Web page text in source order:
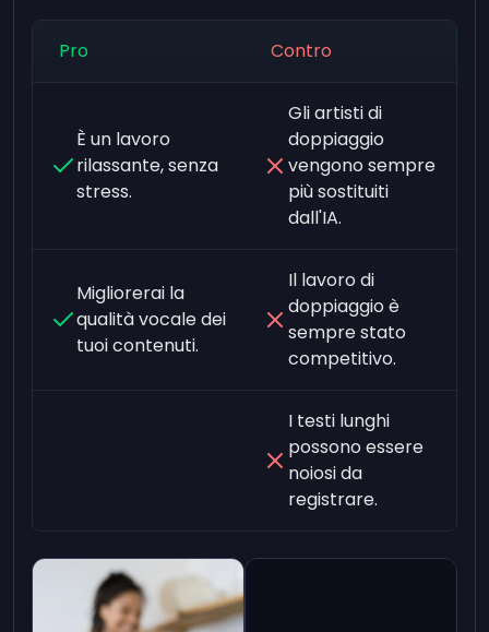
Pro Contro
È un lavoro
rilassante, senza
stress.
Gli artisti di
doppiaggio
vengono sempre
più sostituiti
dall'IA.
Migliorerai la
qualità vocale dei
tuoi contenuti.
Il lavoro di
doppiaggio è
sempre stato
competitivo.
I testi lunghi
possono essere
noiosi da
registrare.